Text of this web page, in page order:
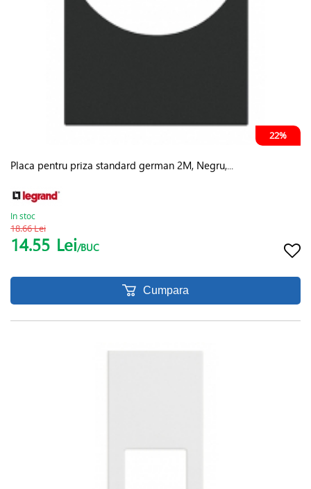
22%
Placa pentru priza standard german 2M, Negru,...
In stoc
18.66 Lei
14.55 Lei/BUC
Cumpara